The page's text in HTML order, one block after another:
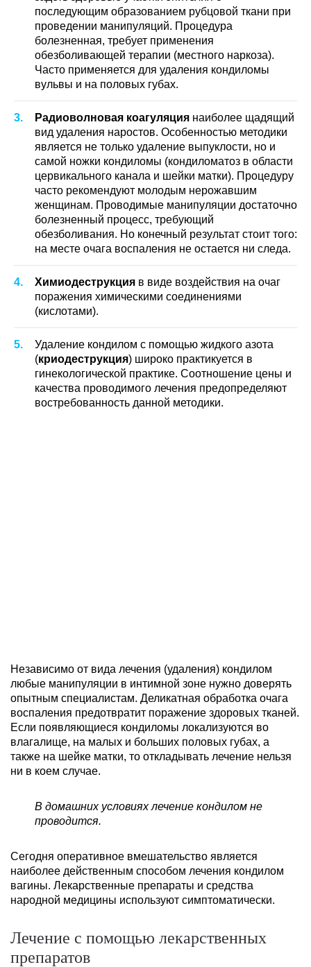
последующим образованием рубцовой ткани при
проведении манипуляций. Процедура
болезненная, требует применения
обезболивающей терапии (местного наркоза).
Часто применяется для удаления кондиломы
вульвы и на половых губах.
Радиоволновая коагуляция наиболее щадящий
вид удаления наростов. Особенностью методики
является не только удаление выпуклости, но и
самой ножки кондиломы (кондиломатоз в области
цервикального канала и шейки матки). Процедуру
часто рекомендуют молодым нерожавшим
женщинам. Проводимые манипуляции достаточно
болезненный процесс, требующий
обезболивания. Но конечный результат стоит того:
на месте очага воспаления не остается ни следа.
Химиодеструкция в виде воздействия на очаг
поражения химическими соединениями
(кислотами).
Удаление кондилом с помощью жидкого азота
(криодеструкция) широко практикуется в
гинекологической практике. Соотношение цены и
качества проводимого лечения предопределяют
востребованность данной методики.
Независимо от вида лечения (удаления) кондилом
любые манипуляции в интимной зоне нужно доверять
опытным специалистам. Деликатная обработка очага
воспаления предотвратит поражение здоровых тканей.
Если появляющиеся кондиломы локализуются во
влагалище, на малых и больших половых губах, а
также на шейке матки, то откладывать лечение нельзя
ни в коем случае.
В домашних условиях лечение кондилом не
проводится.
Сегодня оперативное вмешательство является
наиболее действенным способом лечения кондилом
вагины. Лекарственные препараты и средства
народной медицины используют симптоматически.
Лечение с помощью лекарственных
препаратов